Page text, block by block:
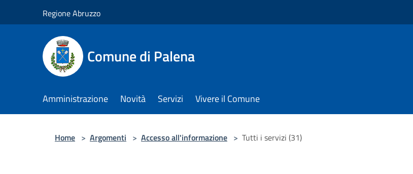
Regione Abruzzo
Comune di Palena
Amministrazione Novità Servizi Vivere il Comune
Home > Argomenti > Accesso all'informazione > Tutti i servizi (31)